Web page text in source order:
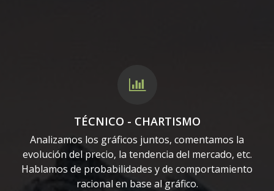
TÉCNICO - CHARTISMO
Analizamos los gráficos juntos, comentamos la
evolución del precio, la tendencia del mercado, etc.
Hablamos de probabilidades y de comportamiento
racional en base al gráfico.